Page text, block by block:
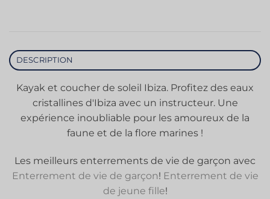
DESCRIPTION
Kayak et coucher de soleil Ibiza. Profitez des eaux
cristallines d'Ibiza avec un instructeur. Une
expérience inoubliable pour les amoureux de la
faune et de la flore marines !
Les meilleurs enterrements de vie de garçon avec
Enterrement de vie de garçon! Enterrement de vie
de jeune fille!